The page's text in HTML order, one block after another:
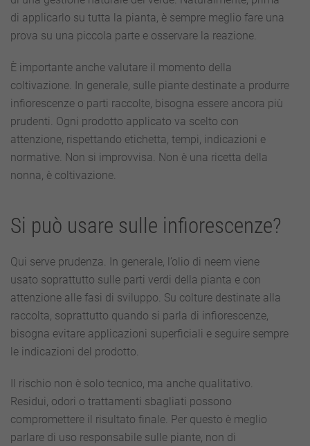
di applicarlo su tutta la pianta, è sempre meglio fare una
prova su una piccola parte e osservare la reazione.
È importante anche valutare il momento della
coltivazione. In generale, sulle piante destinate a produrre
infiorescenze o parti raccolte, bisogna essere ancora più
prudenti. Ogni prodotto applicato va scelto con
attenzione, rispettando etichetta, tempi, indicazioni e
normative. Non si improvvisa. Non è una ricetta della
nonna, è coltivazione.
Si può usare sulle infiorescenze?
Qui serve prudenza. In generale, l’olio di neem viene
usato soprattutto sulle parti verdi della pianta e con
attenzione alle fasi di sviluppo. Su colture destinate alla
raccolta, soprattutto quando si parla di infiorescenze,
bisogna evitare applicazioni superficiali e seguire sempre
le indicazioni del prodotto.
Il rischio non è solo tecnico, ma anche qualitativo.
Residui, odori o trattamenti sbagliati possono
compromettere il risultato finale. Per questo è meglio
parlare di uso responsabile sulle piante, non di